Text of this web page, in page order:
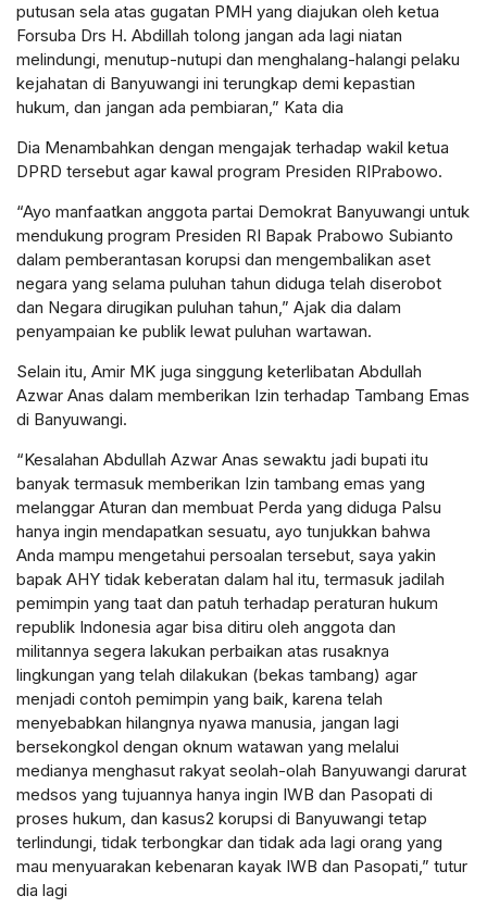
putusan sela atas gugatan PMH yang diajukan oleh ketua
Forsuba Drs H. Abdillah tolong jangan ada lagi niatan
melindungi, menutup-nutupi dan menghalang-halangi pelaku
kejahatan di Banyuwangi ini terungkap demi kepastian
hukum, dan jangan ada pembiaran,” Kata dia
Dia Menambahkan dengan mengajak terhadap wakil ketua
DPRD tersebut agar kawal program Presiden RIPrabowo.
“Ayo manfaatkan anggota partai Demokrat Banyuwangi untuk
mendukung program Presiden RI Bapak Prabowo Subianto
dalam pemberantasan korupsi dan mengembalikan aset
negara yang selama puluhan tahun diduga telah diserobot
dan Negara dirugikan puluhan tahun,” Ajak dia dalam
penyampaian ke publik lewat puluhan wartawan.
Selain itu, Amir MK juga singgung keterlibatan Abdullah
Azwar Anas dalam memberikan Izin terhadap Tambang Emas
di Banyuwangi.
“Kesalahan Abdullah Azwar Anas sewaktu jadi bupati itu
banyak termasuk memberikan Izin tambang emas yang
melanggar Aturan dan membuat Perda yang diduga Palsu
hanya ingin mendapatkan sesuatu, ayo tunjukkan bahwa
Anda mampu mengetahui persoalan tersebut, saya yakin
bapak AHY tidak keberatan dalam hal itu, termasuk jadilah
pemimpin yang taat dan patuh terhadap peraturan hukum
republik Indonesia agar bisa ditiru oleh anggota dan
militannya segera lakukan perbaikan atas rusaknya
lingkungan yang telah dilakukan (bekas tambang) agar
menjadi contoh pemimpin yang baik, karena telah
menyebabkan hilangnya nyawa manusia, jangan lagi
bersekongkol dengan oknum watawan yang melalui
medianya menghasut rakyat seolah-olah Banyuwangi darurat
medsos yang tujuannya hanya ingin IWB dan Pasopati di
proses hukum, dan kasus2 korupsi di Banyuwangi tetap
terlindungi, tidak terbongkar dan tidak ada lagi orang yang
mau menyuarakan kebenaran kayak IWB dan Pasopati,” tutur
dia lagi